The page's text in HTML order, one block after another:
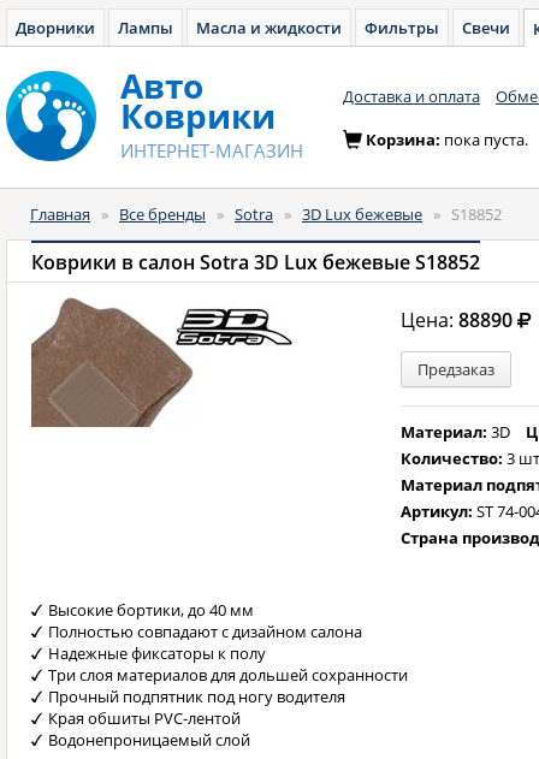
Дворники Лампы Масла и жидкости Фильтры Свечи
Авто
Коврики
ИНТЕРНЕТ-МАГАЗИН
Доставка и оплата
Корзина: пока пуста.
Главная » Все бренды » Sotra » 3D Lux бежевые » S18852
Коврики в салон Sotra 3D Lux бежевые S18852
Цена:88890
Предзаказ
Материал:3D
Количество:3
Материал
Артикул:ST 74-
Страна
Высокие бортики, до 40 мм
Полностью совпадают с дизайном салона
Надежные фиксаторы к полу
Три слоя материалов для дольшей сохранности
Прочный подпятник под ногу водителя
Края обшиты PVC-лентой
Водонепроницаемый слой